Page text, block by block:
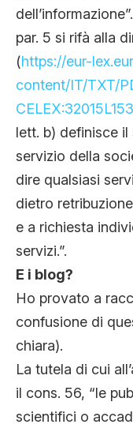
par. 5 si rifà alla
(https://eur-
content/IT/TXT/
lett. b) definisce il
servizio della
dire qualsiasi
dietro
e a richiesta
servizi.”.
E i blog?
Ho provato a
confusione di
chiara).
La tutela di cui
il cons. 56, “le
scientifici o